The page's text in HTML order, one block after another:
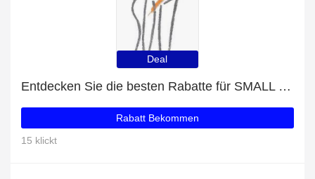
Deal
Entdecken Sie die besten Rabatte für SMALL HANDBAG "THE MEDUSA" mit bis zu 28% Rabatt
Rabatt Bekommen
15 klickt